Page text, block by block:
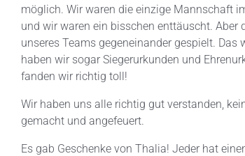
möglich. Wir waren die einzige Mannschaft
und wir waren ein bisschen enttäuscht.
unseres Teams gegeneinander gespielt.
haben wir sogar Siegerurkunden und
fanden wir richtig toll!
Wir haben uns alle richtig gut verstanden,
gemacht und angefeuert.
Es gab Geschenke von Thalia! Jeder hat